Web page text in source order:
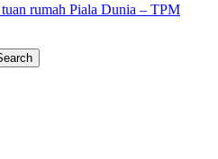
rumah Piala Dunia – TPM